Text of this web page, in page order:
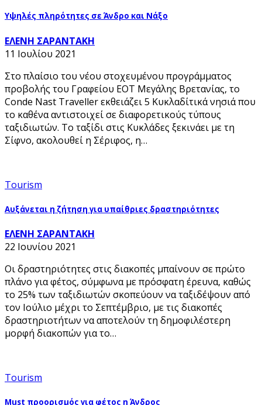
Υψηλές πληρότητες σε Άνδρο και Νάξο
ΕΛΕΝΗ ΣΑΡΑΝΤΑΚΗ
11 Ιουλίου 2021
Στο πλαίσιο του νέου στοχευμένου προγράμματος
προβολής του Γραφείου ΕΟΤ Μεγάλης Βρετανίας, το
Conde Nast Traveller εκθειάζει 5 Κυκλαδίτικά νησιά που
το καθένα αντιστοιχεί σε διαφορετικούς τύπους
ταξιδιωτών. Το ταξίδι στις Κυκλάδες ξεκινάει με τη
Σίφνο, ακολουθεί η Σέριφος, η…
Tourism
Αυξάνεται η ζήτηση για υπαίθριες δραστηριότητες
ΕΛΕΝΗ ΣΑΡΑΝΤΑΚΗ
22 Ιουνίου 2021
Οι δραστηριότητες στις διακοπές μπαίνουν σε πρώτο
πλάνο για φέτος, σύμφωνα με πρόσφατη έρευνα, καθώς
το 25% των ταξιδιωτών σκοπεύουν να ταξιδέψουν από
τον Ιούλιο μέχρι το Σεπτέμβριο, με τις διακοπές
δραστηριοτήτων να αποτελούν τη δημοφιλέστερη
μορφή διακοπών για το…
Tourism
Must προορισμός για φέτος η Άνδρος